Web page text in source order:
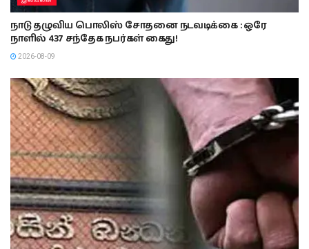
நாடு தழுவிய பொலிஸ் சோதனை நடவடிக்கை : ஒரே
நாளில் 437 சந்தேக நபர்கள் கைது!
2026-08-09